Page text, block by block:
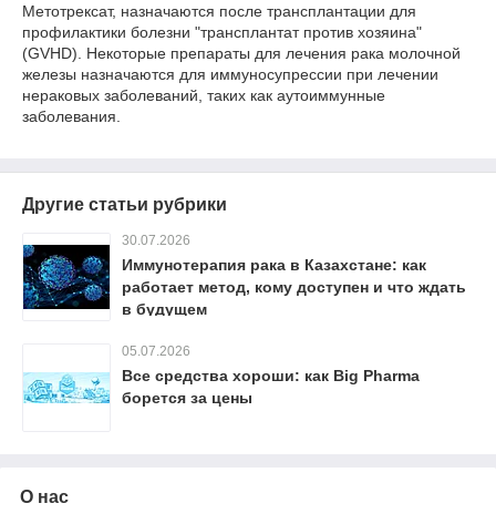
Метотрексат, назначаются после трансплантации для
профилактики болезни "трансплантат против хозяина"
(GVHD). Некоторые препараты для лечения рака молочной
железы назначаются для иммуносупрессии при лечении
нераковых заболеваний, таких как аутоиммунные
заболевания.
Другие статьи рубрики
30.07.2026
Иммунотерапия рака в Казахстане: как
работает метод, кому доступен и что ждать
в будущем
05.07.2026
Все средства хороши: как Big Pharma
борется за цены
О нас